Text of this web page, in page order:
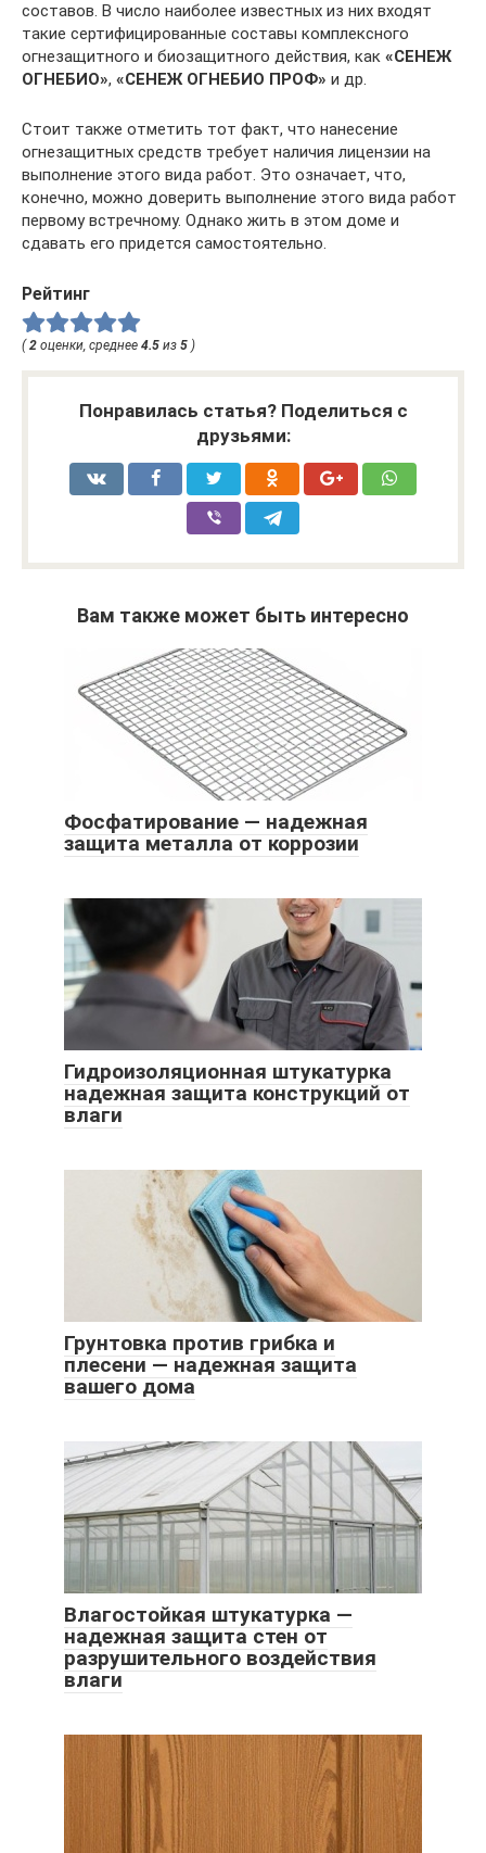
составов. В число наиболее известных из них входят
такие сертифицированные составы комплексного
огнезащитного и биозащитного действия, как «СЕНЕЖ
ОГНЕБИО», «СЕНЕЖ ОГНЕБИО ПРОФ» и др.
Стоит также отметить тот факт, что нанесение
огнезащитных средств требует наличия лицензии на
выполнение этого вида работ. Это означает, что,
конечно, можно доверить выполнение этого вида работ
первому встречному. Однако жить в этом доме и
сдавать его придется самостоятельно.
Рейтинг
( 2 оценки, среднее 4.5 из 5 )
Понравилась статья? Поделиться с
друзьями:
Вам также может быть интересно
Фосфатирование — надежная
защита металла от коррозии
Гидроизоляционная штукатурка
надежная защита конструкций от
влаги
Грунтовка против грибка и
плесени — надежная защита
вашего дома
Влагостойкая штукатурка —
надежная защита стен от
разрушительного воздействия
влаги